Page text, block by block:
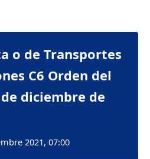
o de Transportes
C6 Orden del
diciembre de
2021, 07:00